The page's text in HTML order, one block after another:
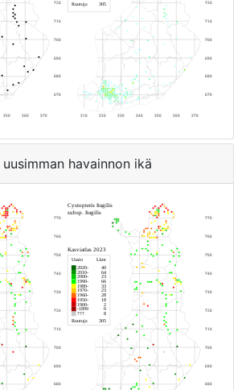
havainnon ikä